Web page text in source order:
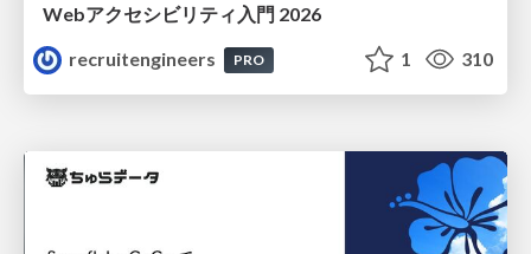
Webアクセシビリティ入門 2026
recruitengineers
PRO 1 310